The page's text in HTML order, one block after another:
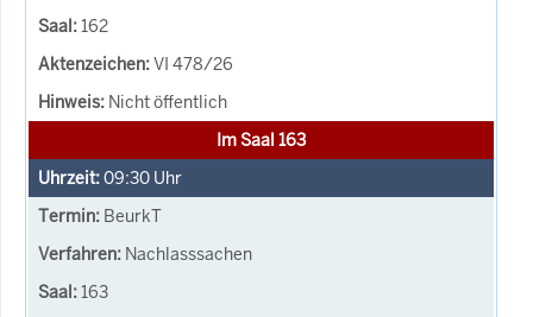
162
VI 478/26
Nicht öffentlich
Im Saal 163
09:30 Uhr
BeurkT
Nachlasssachen
163